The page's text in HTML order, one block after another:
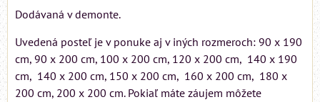
Dodávaná v demonte.
Uvedená posteľ je v ponuke aj v iných rozmeroch: 90 x 190
cm, 90 x 200 cm, 100 x 200 cm, 120 x 200 cm, 140 x 190
cm, 140 x 200 cm, 150 x 200 cm, 160 x 200 cm, 180 x
200 cm, 200 x 200 cm. Pokiaľ máte záujem môžete